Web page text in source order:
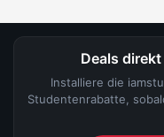
Deals
Installiere die
Studentenrabatte,